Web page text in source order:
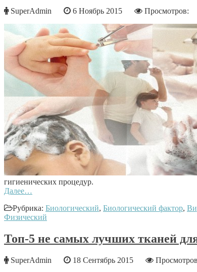
SuperAdmin 6 Ноябрь 2015
гигиенических процедур.
Далее…
Рубрика: Биологический, Биологический фактор,
Физический
Топ-5 не самых лучших тканей
SuperAdmin 18 Сентябрь 2015